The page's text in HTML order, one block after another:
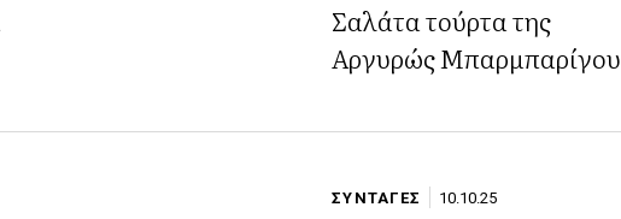
Σαλάτα τούρτα της
Αργυρώς Μπαρμπαρίγου
ΣΥΝΤΑΓΕΣ 10.10.25